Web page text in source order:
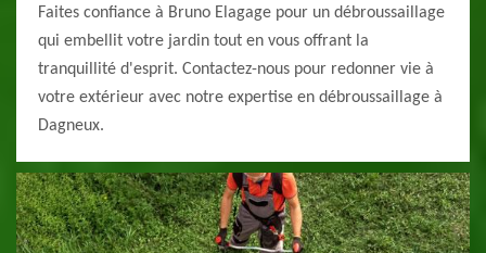
Faites confiance à Bruno Elagage pour un débroussaillage
qui embellit votre jardin tout en vous offrant la
tranquillité d'esprit. Contactez-nous pour redonner vie à
votre extérieur avec notre expertise en débroussaillage à
Dagneux.